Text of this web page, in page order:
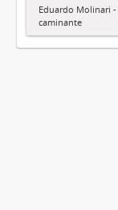
Eduardo Molinari -
caminante